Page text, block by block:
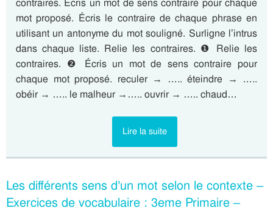
contraires. Écris un mot de sens contraire pour chaque
mot proposé. Écris le contraire de chaque phrase en
utilisant un antonyme du mot souligné. Surligne l’intrus
dans chaque liste. Relie les contraires. ❶ Relie les
contraires. ❷ Écris un mot de sens contraire pour
chaque mot proposé. reculer → ….. éteindre → …..
obéir → ….. le malheur →….. ouvrir → ….. chaud…
Lire la suite
Les différents sens d’un mot selon le contexte –
Exercices de vocabulaire : 3eme Primaire –